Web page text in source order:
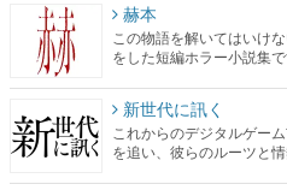
赫本
この物語を解いてはいけ
をした短編ホラー小説集で
新世代に訊く
これからのデジタルゲー
を追い、彼らのルーツと